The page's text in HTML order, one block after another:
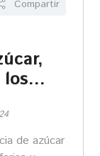
Compartir
de azúcar